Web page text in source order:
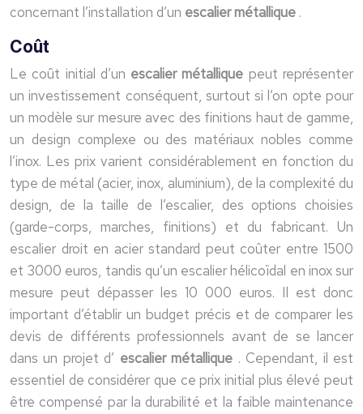
concernant l’installation d’un escalier métallique .
Coût
Le coût initial d’un escalier métallique peut représenter
un investissement conséquent, surtout si l’on opte pour
un modèle sur mesure avec des finitions haut de gamme,
un design complexe ou des matériaux nobles comme
l’inox. Les prix varient considérablement en fonction du
type de métal (acier, inox, aluminium), de la complexité du
design, de la taille de l’escalier, des options choisies
(garde-corps, marches, finitions) et du fabricant. Un
escalier droit en acier standard peut coûter entre 1500
et 3000 euros, tandis qu’un escalier hélicoïdal en inox sur
mesure peut dépasser les 10 000 euros. Il est donc
important d’établir un budget précis et de comparer les
devis de différents professionnels avant de se lancer
dans un projet d’ escalier métallique . Cependant, il est
essentiel de considérer que ce prix initial plus élevé peut
être compensé par la durabilité et la faible maintenance